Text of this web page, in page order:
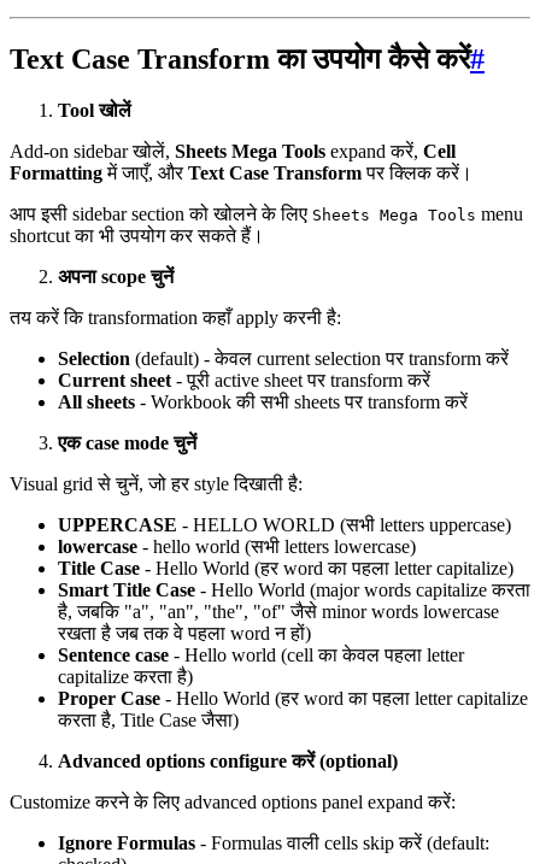
Text Case Transform का उपयोग कैसे करें#
Tool खोलें
Add-on sidebar खोलें, Sheets Mega Tools expand करें, Cell
Formattingमें जाएँ, औरText Case Transformपर क्लिक करें।
आप इसी sidebar section को खोलने के लिए Sheets Mega Tools menu
shortcut का भी उपयोग कर सकते हैं।
अपना scope चुनें
तय करें कि transformation कहाँ apply करनी है:
Selection (default) - केवल current selection पर transform करें
Current sheet - पूरी active sheet पर transform करें
All sheets - Workbook की सभी sheets पर transform करें
एक case mode चुनें
Visual grid से चुनें, जो हर style दिखाती है:
UPPERCASE - HELLO WORLD (सभी letters uppercase)
lowercase - hello world (सभी letters lowercase)
Title Case - Hello World (हर word का पहला letter capitalize)
Smart Title Case - Hello World (major words capitalize करता
है, जबकि "a", "an", "the", "of" जैसे minor words lowercase
रखता है जब तक वे पहला word न हों)
Sentence case - Hello world (cell का केवल पहला letter
capitalize करता है)
Proper Case - Hello World (हर word का पहला letter capitalize
करता है, Title Case जैसा)
Advanced options configure करें (optional)
Customize करने के लिए advanced options panel expand करें:
Ignore Formulas - Formulas वाली cells skip करें (default: